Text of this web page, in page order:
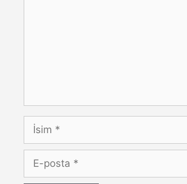
İsim
posta